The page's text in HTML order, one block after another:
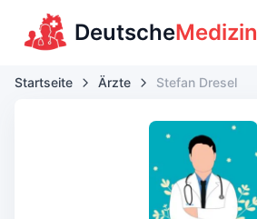
DeutscheMedizin
Startseite Ärzte Stefan Dresel